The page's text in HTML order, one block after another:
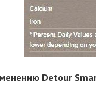
Detour